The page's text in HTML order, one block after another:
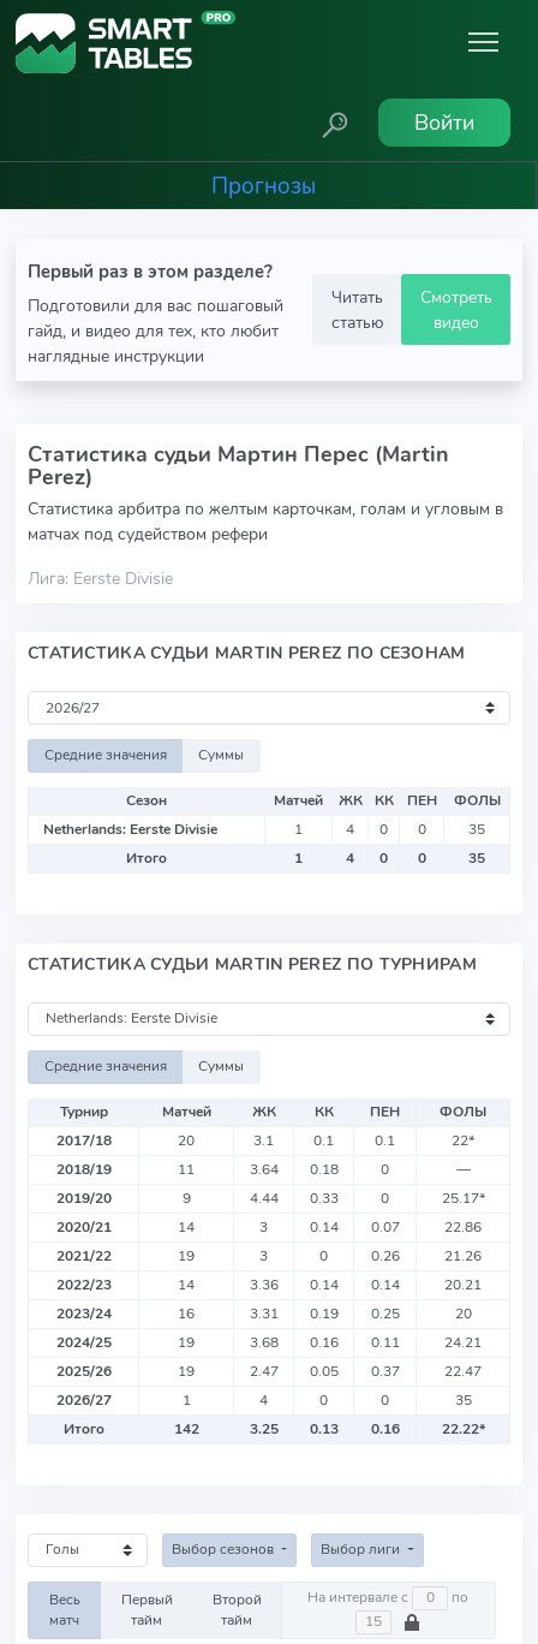
Войти
Прогнозы
Первый раз в этом разделе?
Подготовили для вас пошаговый
гайд, и видео для тех, кто любит
наглядные инструкции
Читать
статью
Смотреть
видео
Статистика судьи Мартин Перес (Martin
Perez)
Статистика арбитра по желтым карточкам, голам и угловым в
матчах под судейством рефери
Лига: Eerste Divisie
СТАТИСТИКА СУДЬИ MARTIN PEREZ ПО СЕЗОНАМ
Средние значения Суммы
Сезон Матчей ЖК КК ПЕН
ФОЛЫ
Netherlands: Eerste Divisie
1 4 0 0
35
Итого
1 4 0 0 35
СТАТИСТИКА СУДЬИ MARTIN PEREZ ПО ТУРНИРАМ
Средние значения Суммы
Турнир Матчей ЖК КК ПЕН
ФОЛЫ
2017/18
20 3.1 0.1 0.1 22*
2018/19
11 3.64 0.18 0
—
2019/20
9 4.44 0.33 0 25.17*
2020/21
14 3 0.14 0.07
22.86
2021/22
19 3 0 0.26
21.26
2022/23
14 3.36 0.14 0.14
20.21
2023/24
16 3.31 0.19 0.25
20
2024/25
19 3.68 0.16 0.11
24.21
2025/26
19 2.47 0.05 0.37
22.47
2026/27
1 4 0 0
35
Итого
142 3.25 0.13 0.16 22.22*
Выбор сезонов Выбор лиги
Весь
матч
Первый
тайм
Второй
тайм
На интервале с по